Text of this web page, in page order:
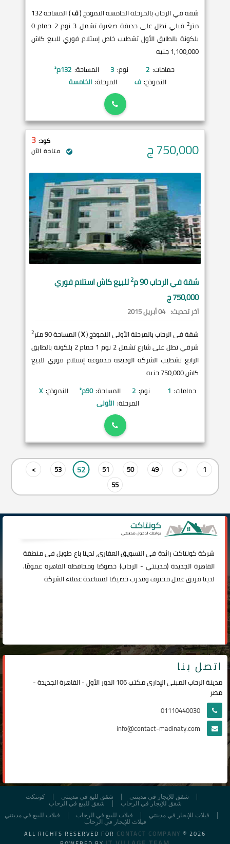
شقة في الرحاب بالمرحلة الخامسة النموذج (ف
) المساحة 132
متر2
قبلي تطل على حديقة صغيرة تشمل 3 نوم 2 حمام 0
بلكونة بالطابق الأول تشطيب خاص إستلام فوري للبيع كاش
1,100,000 جنيه
حمامات: 2 نوم: 3 المساحة: 132م²
النموذج: ف المرحلة: الخامسة
750,000ج كود: 3
متاحة الآن
شقة فيالرحاب90 م 2للبيع كاش استلام فوري
750,000 ج
آخر تحديث: 04 أبريل 2015
شقة في الرحاب بالمرحلة الأولى النموذج (X) المساحة 90 متر 2
شرقي تطل على شارع تشمل 2 نوم 1 حمام 2 بلكونة بالطابق
الرابع تشطيب الشركة الوديعة مدفوعة إستلام فوري للبيع
كاش 750,000 جنيه
حمامات: 1 نوم: 2 المساحة: 90م² النموذج: X
المرحلة: الأولى
1
<
49
50
51
52
53
>
55
شركةكونتاكترائدة فى التسويق العقاري، لدينا باع طويل فى منطقة
القاهرة الجديدة (مدينتي -الرحاب) خصوصًا ومحافظة القاهرة عمومًا.
لدينا فريق عمل محترف ومدرب خصيصًا لمساعدة عملاء الشركة
اتصل بنا
مدينة الرحاب المبنى الإداري مكتب 106 الدور الأول - القاهرة الجديدة -
مصر
01110440030
info@contact-madinaty.com
كونتكت شقق لليع في مدينتى
شقق للإيجار في مدينتى
شقق للبيع في الرحاب
شقق للإيجار في الرحاب
فيلات للبيع في مدينتي
فيلات للبيع في الرحاب
فيلات للإيجار في مدينتي
فيلات للإيجار في الرحاب
ALL RIGHTS RESERVED FOR CONTACT COMPANY © 2026